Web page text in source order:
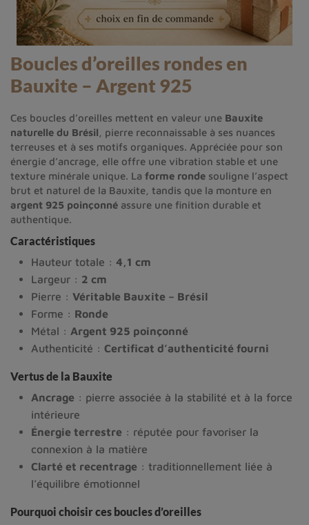
Boucles d’oreilles rondes en
Bauxite – Argent 925
Ces boucles d’oreilles mettent en valeur une Bauxite
naturelle du Brésil , pierre reconnaissable à ses nuances
terreuses et à ses motifs organiques. Appréciée pour son
énergie d’ancrage, elle offre une vibration stable et une
texture minérale unique. La forme ronde souligne l’aspect
brut et naturel de la Bauxite, tandis que la monture en
argent 925 poinçonné assure une finition durable et
authentique.
Caractéristiques
Hauteur totale : 4,1 cm
Largeur : 2 cm
Pierre : Véritable Bauxite – Brésil
Forme : Ronde
Métal : Argent 925 poinçonné
Authenticité : Certificat d’authenticité fourni
Vertus de la Bauxite
Ancrage : pierre associée à la stabilité et à la force
intérieure
Énergie terrestre : réputée pour favoriser la
connexion à la matière
Clarté et recentrage : traditionnellement liée à
l’équilibre émotionnel
Pourquoi choisir ces boucles d’oreilles